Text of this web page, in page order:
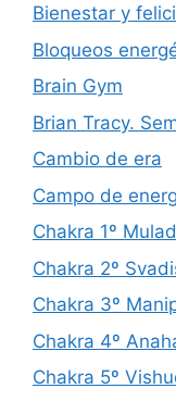
Bienestar y
Bloqueos
Brain Gym
Brian Tracy.
Cambio de era
Campo de
Chakra 1º
Chakra 2º
Chakra 3º
Chakra 4º
Chakra 5º